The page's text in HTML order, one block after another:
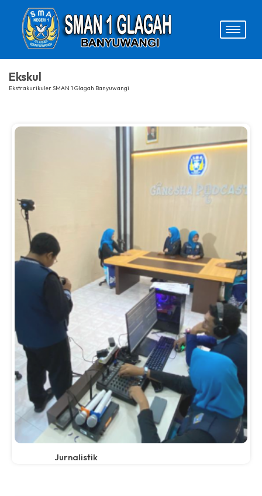
Ekskul
Ekstrakurikuler SMAN 1 Glagah Banyuwangi
Jurnalistik